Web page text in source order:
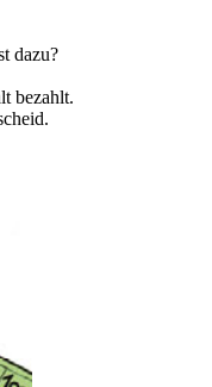
dazu?
bezahlt.